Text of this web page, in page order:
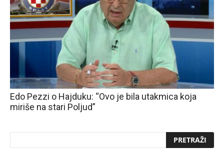
Edo Pezzi o Hajduku: “Ovo je bila utakmica koja
miriše na stari Poljud”